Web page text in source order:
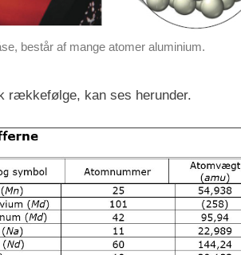
består af mange atomer aluminium.
rækkefølge, kan ses herunder.